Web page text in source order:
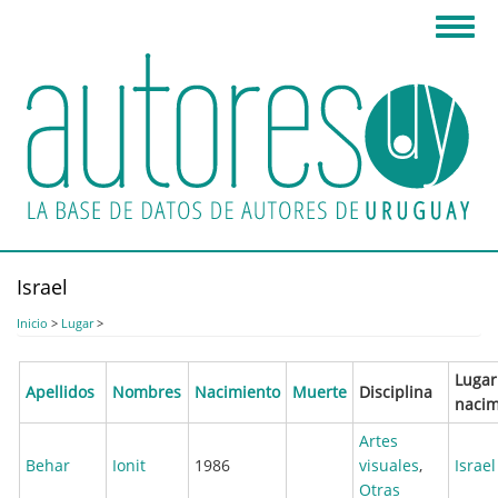
principal
Israel
Inicio > Lugar>
Apellidos Nombres Nacimiento Muerte Disciplina
Behar Ionit 1986
Artes
visuales,
Otras
Israel